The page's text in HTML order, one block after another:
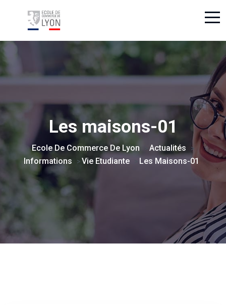
Les maisons-01
Ecole De Commerce De Lyon Actualités >
Informations >Vie Etudiante Les Maisons-01